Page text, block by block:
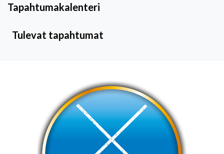
Tapahtumakalenteri
Tulevat tapahtumat